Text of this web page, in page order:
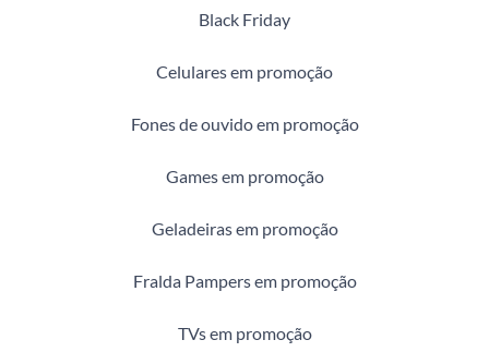
Black Friday
Celulares em promoção
Fones de ouvido em promoção
Games em promoção
Geladeiras em promoção
Fralda Pampers em promoção
TVs em promoção